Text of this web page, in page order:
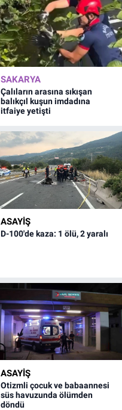
SAKARYA
Çalıların arasına sıkışan
balıkçıl kuşun imdadına
itfaiye yetişti
ASAYİŞ
D-100'de kaza: 1 ölü, 2 yaralı
ASAYİŞ
Otizmli çocuk ve babaannesi
süs havuzunda ölümden
döndü